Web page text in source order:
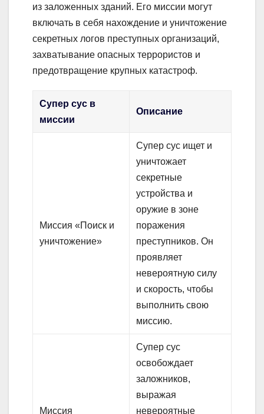
из заложенных зданий. Его миссии могут
включать в себя нахождение и уничтожение
секретных логов преступных организаций,
захватывание опасных террористов и
предотвращение крупных катастроф.
Супер сус в
миссии
Описание
Миссия «Поиск и
уничтожение»
Супер сус ищет и
уничтожает
секретные
устройства и
оружие в зоне
поражения
преступников. Он
проявляет
невероятную силу
и скорость, чтобы
выполнить свою
миссию.
Миссия
Супер сус
освобождает
заложников,
выражая
невероятные